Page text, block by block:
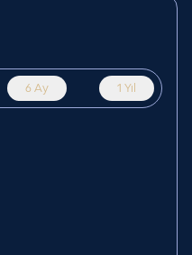
6 Ay 1 Yıl